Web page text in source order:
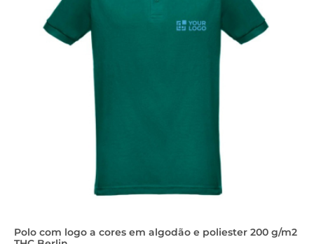
Polo com logo a cores em algodão e poliester 200 g/m2